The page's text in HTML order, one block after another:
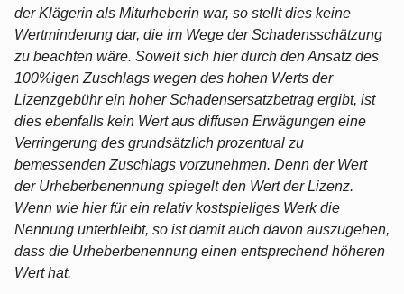
der Klägerin als Miturheberin war, so stellt dies keine
Wertminderung dar, die im Wege der Schadensschätzung
zu beachten wäre. Soweit sich hier durch den Ansatz des
100%igen Zuschlags wegen des hohen Werts der
Lizenzgebühr ein hoher Schadensersatzbetrag ergibt, ist
dies ebenfalls kein Wert aus diffusen Erwägungen eine
Verringerung des grundsätzlich prozentual zu
bemessenden Zuschlags vorzunehmen. Denn der Wert
der Urheberbenennung spiegelt den Wert der Lizenz.
Wenn wie hier für ein relativ kostspieliges Werk die
Nennung unterbleibt, so ist damit auch davon auszugehen,
dass die Urheberbenennung einen entsprechend höheren
Wert hat.